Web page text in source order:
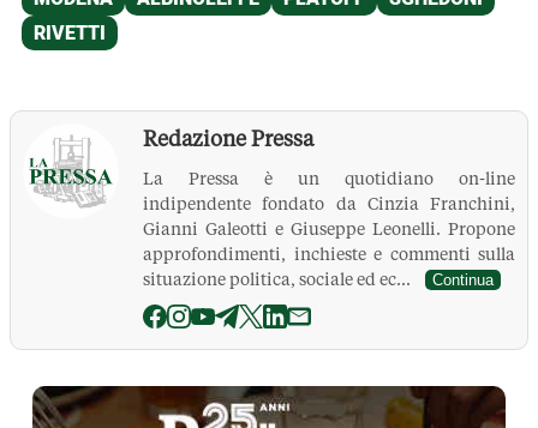
Redazione Pressa
La Pressa è un quotidiano on-line
indipendente fondato da Cinzia Franchini,
Gianni Galeotti e Giuseppe Leonelli. Propone
approfondimenti, inchieste e commenti sulla
situazione politica, sociale ed ec...
Continua
La Pressa